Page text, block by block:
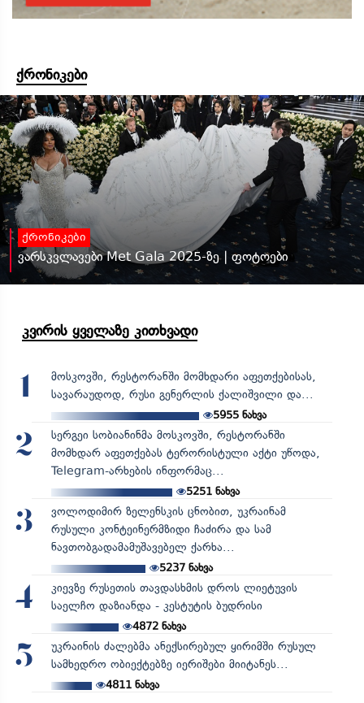
ქრონიკები
ქრონიკები
ვარსკვლავები Met Gala 2025-ზე | ფოტოები
კვირის ყველაზე კითხვადი
1
მოსკოვში, რესტორანში მომხდარი აფეთქებისას,
სავარაუდოდ, რუსი გენერლის ქალიშვილი და...
5955 ნახვა
2
სერგეი სობიანინმა მოსკოვში, რესტორანში
მომხდარ აფეთქებას ტერორისტული აქტი უწოდა,
Telegram-არხების ინფორმაც...
5251ნახვა
3
ვოლოდიმირ ზელენსკის ცნობით, უკრაინამ
რუსული კონტეინერმზიდი ჩაძირა და სამ
ნავთობგადამამუშავებელ ქარხა...
5237ნახვა
4
კიევზე რუსეთის თავდასხმის დროს ლიეტუვის
საელჩო დაზიანდა - კესტუტის ბუდრისი
4872ნახვა
5
უკრაინის ძალებმა ანექსირებულ ყირიმში რუსულ
სამხედრო ობიექტებზე იერიშები მიიტანეს...
4811ნახვა